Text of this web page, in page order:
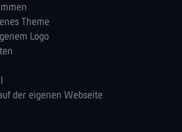
Theme
Logo
der eigenen Webseite